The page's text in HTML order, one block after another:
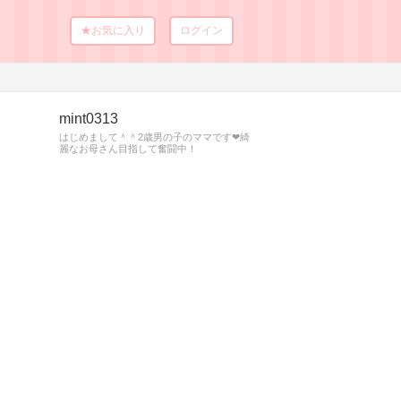
★お気に入り ログイン
mint0313
はじめまして＾＾2歳男の子のママです❤綺
麗なお母さん目指して奮闘中！